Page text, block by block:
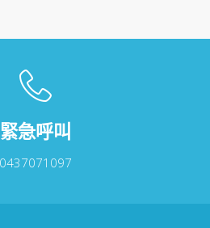
緊急呼叫
0437071097